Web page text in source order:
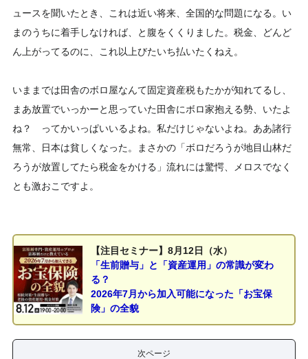
ュースを聞いたとき、これは近い将来、全国的な問題になる。い
まのうちに着手しなければ、と腹をくくりました。税金、どんど
ん上がってるのに、これ以上びたいち払いたくねえ。
いままでは田舎のボロ屋なんて固定資産税もたかが知れてるし、
まあ放置でいっかーと思っていた田舎にボロ家抱える勢、いたよ
ね？ ってかいっぱいいるよね。私だけじゃないよね。ああ諸行
無常、日本は貧しくなった。まさかの「ボロだろうが地目山林だ
ろうが放置してたら税金をかける」流れには驚愕、メロスでなく
とも激おこですよ。
【注目セミナー】8月12日（水）
「生前贈与」と「資産運用」の常識が変わ
る？
2026年7月から加入可能になった「お宝保
険」の全貌
次ページ